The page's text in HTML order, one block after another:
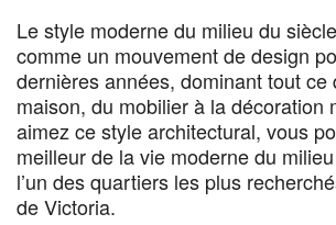
Le style moderne du milieu du
comme un mouvement de design
dernières années, dominant tout ce
maison, du mobilier à la décoration
aimez ce style architectural, vous
meilleur de la vie moderne du
l’un des quartiers les plus
de Victoria.